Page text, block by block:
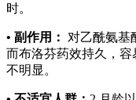
时。
• 副作用：
对乙酰氨基
而布洛芬药效持久，
不明显。